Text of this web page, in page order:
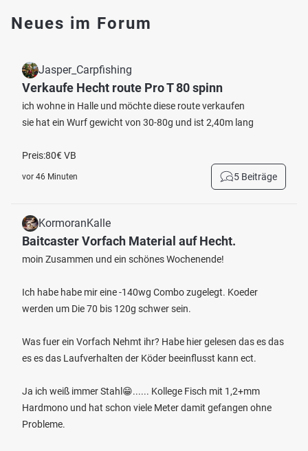
Neues im Forum
Jasper_Carpfishing
Verkaufe Hecht route Pro T 80 spinn
ich wohne in Halle und möchte diese route verkaufen
sie hat ein Wurf gewicht von 30-80g und ist 2,40m lang
Preis:80€ VB
vor 46 Minuten 5 Beiträge
KormoranKalle
Baitcaster Vorfach Material auf Hecht.
moin Zusammen und ein schönes Wochenende!
Ich habe habe mir eine -140wg Combo zugelegt. Koeder
werden um Die 70 bis 120g schwer sein.
Was fuer ein Vorfach Nehmt ihr? Habe hier gelesen das es das
es es das Laufverhalten der Köder beeinflusst kann ect.
Ja ich weiß immer Stahl😁...... Kollege Fisch mit 1,2+mm
Hardmono und hat schon viele Meter damit gefangen ohne
Probleme.